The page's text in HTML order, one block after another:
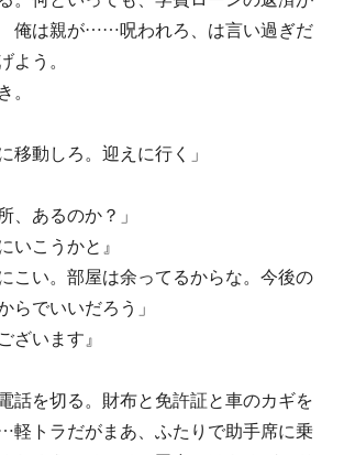
俺は親が……呪われろ、は言い過ぎだ
よう。
。
移動しろ。迎えに行く」
、あるのか？」
いこうかと』
こい。部屋は余ってるからな。今後の
らでいいだろう」
ざいます』
話を切る。財布と免許証と車のカギを
トラだがまあ、ふたりで助手席に乗